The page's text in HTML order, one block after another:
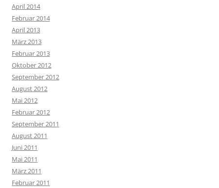
April 2014
Februar 2014
April 2013
März 2013
Februar 2013
Oktober 2012
September 2012
August 2012
Mai 2012
Februar 2012
September 2011
August 2011
Juni 2011
Mai 2011
März 2011
Februar 2011